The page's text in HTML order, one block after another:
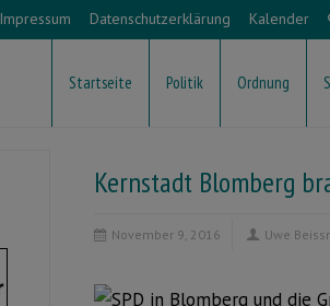
Impressum Datenschutzerklärung Kalender
Startseite Politik Ordnung
Kernstadt Blomberg
November 9, 2016 Uwe